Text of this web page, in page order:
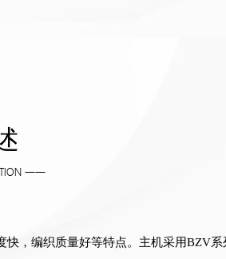
——
，编织质量好等特点。主机采用BZV